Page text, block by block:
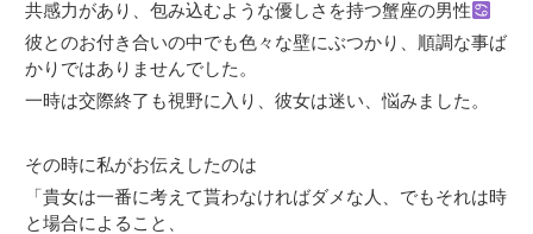
共感力があり、包み込むような優しさを持つ蟹座の男性
彼とのお付き合いの中でも色々な壁にぶつかり、順調な事ば
かりではありませんでした。
一時は交際終了も視野に入り、彼女は迷い、悩みました。
その時に私がお伝えしたのは
「貴女は一番に考えて貰わなければダメな人、でもそれは時
と場合によること、